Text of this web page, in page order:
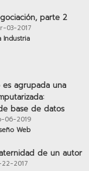
parte 2
03-2017
Industria
es agrupada una
base de datos
06-2019
Web
de un autor
2017